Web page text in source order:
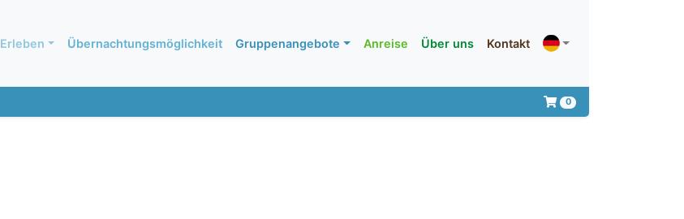
Erleben Übernachtungsmöglichkeit Gruppenangebote Anreise Über uns Kontakt
0